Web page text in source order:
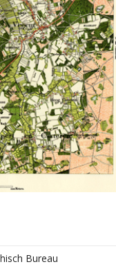
Bureau